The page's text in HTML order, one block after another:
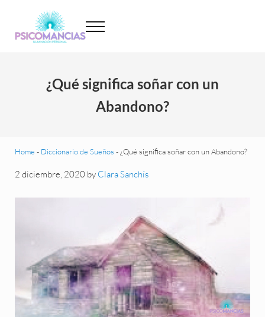
Psicomancias
Menu
¿Qué significa soñar con un
Abandono?
Home - Diccionario de Sueños -¿Qué significa soñar con un Abandono?
2 diciembre, 2020 by Clara Sanchís